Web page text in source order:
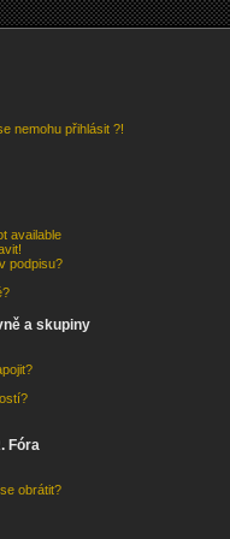
nemohu přihlásit ?!
available
podpisu?
a skupiny
Fóra
obrátit?